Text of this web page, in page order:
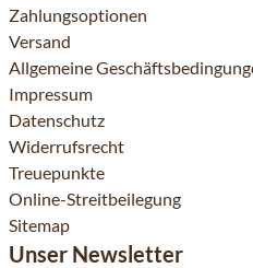
Zahlungsoptionen
Versand
Allgemeine
Impressum
Datenschutz
Widerrufsrecht
Treuepunkte
Online-Streitbeilegung
Sitemap
Unser Newsletter